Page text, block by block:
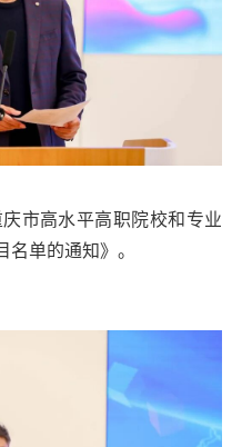
市高水平高职院校和专业
单的通知》。